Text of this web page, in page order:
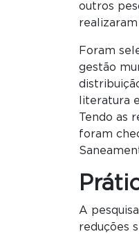
outros
Foram
gestão
literatura
Tendo as
foram
A
reduções